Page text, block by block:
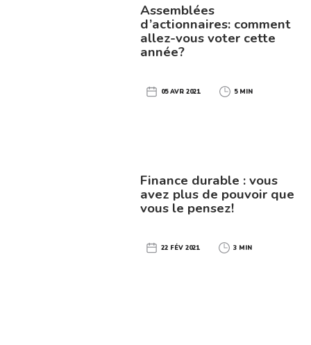
Assemblées
d’actionnaires: comment
allez-vous voter cette
année?
05 AVR 2021 5 MIN
Finance durable : vous
avez plus de pouvoir que
vous le pensez!
22 FÉV 2021 3 MIN